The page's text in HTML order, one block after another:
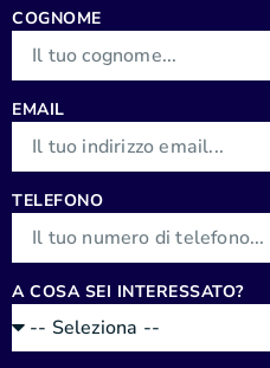
COGNOME
EMAIL
TELEFONO
A COSA SEI INTERESSATO?